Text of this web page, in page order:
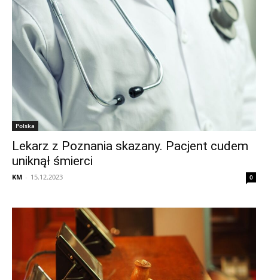
Polska
Lekarz z Poznania skazany. Pacjent cudem
uniknął śmierci
KM - 15.12.2023 0